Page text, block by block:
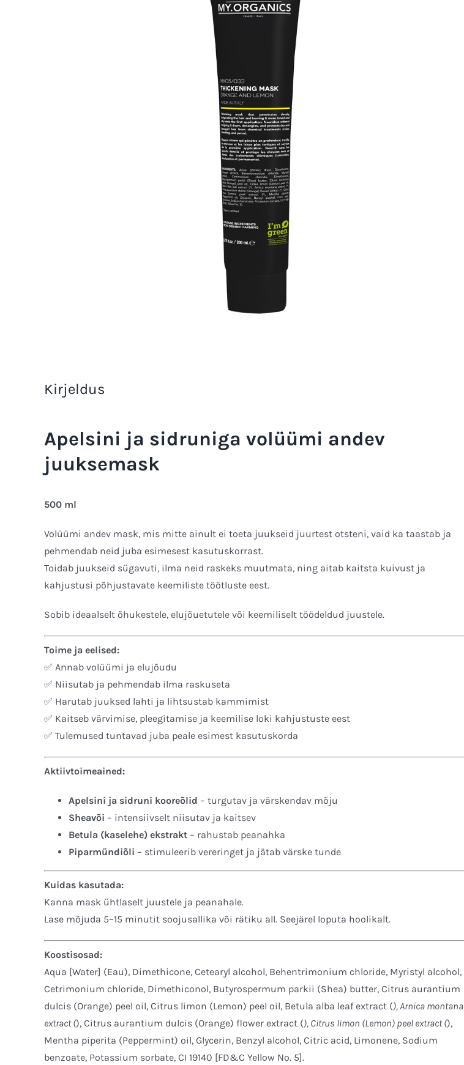
Kirjeldus
Apelsini ja sidruniga volüümi andev
juuksemask
500 ml
Volüümi andev mask, mis mitte ainult ei toeta juukseid juurtest otsteni, vaid ka taastab ja
pehmendab neid juba esimesest kasutuskorrast.
Toidab juukseid sügavuti, ilma neid raskeks muutmata, ning aitab kaitsta kuivust ja
kahjustusi põhjustavate keemiliste töötluste eest.
Sobib ideaalselt õhukestele, elujõuetutele või keemiliselt töödeldud juustele.
Toime ja eelised:
✅ Annab volüümi ja elujõudu
✅ Niisutab ja pehmendab ilma raskuseta
✅ Harutab juuksed lahti ja lihtsustab kammimist
✅ Kaitseb värvimise, pleegitamise ja keemilise loki kahjustuste eest
✅ Tulemused tuntavad juba peale esimest kasutuskorda
Aktiivtoimeained:
Apelsini ja sidruni kooreõlid – turgutav ja värskendav mõju
Sheavõi – intensiivselt niisutav ja kaitsev
Betula (kaselehe) ekstrakt– rahustab peanahka
Piparmündiõli – stimuleerib vereringet ja jätab värske tunde
Kuidas kasutada:
Kanna mask ühtlaselt juustele ja peanahale.
Lase mõjuda 5–15 minutit soojusallika või rätiku all. Seejärel loputa hoolikalt.
Koostisosad:
Aqua [Water] (Eau), Dimethicone, Cetearyl alcohol, Behentrimonium chloride, Myristyl alcohol,
Cetrimonium chloride, Dimethiconol, Butyrospermum parkii (Shea) butter, Citrus aurantium
dulcis (Orange) peel oil, Citrus limon (Lemon) peel oil, Betula alba leaf extract (), Arnica montana
extract (), Citrus aurantium dulcis (Orange) flower extract (), Citrus limon (Lemon) peel extract (),
Mentha piperita (Peppermint) oil, Glycerin, Benzyl alcohol, Citric acid, Limonene, Sodium
benzoate, Potassium sorbate, CI 19140 [FD&C Yellow No. 5].